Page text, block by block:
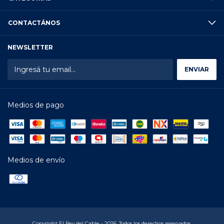
CONTACTÁNOS
NEWSLETTER
Medios de pago
Medios de envío